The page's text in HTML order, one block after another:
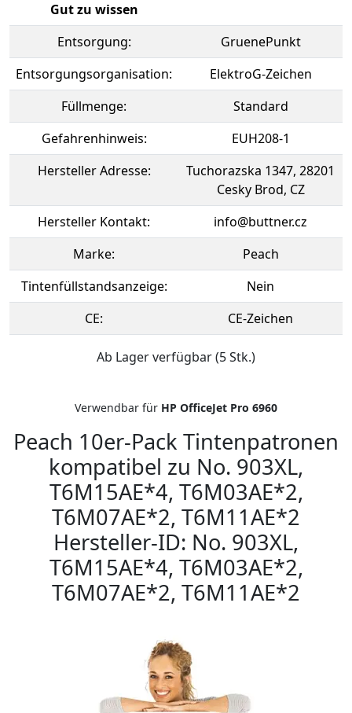
Gut zu wissen
Entsorgung:
GruenePunkt
Entsorgungsorganisation:
ElektroG-Zeichen
Füllmenge:
Standard
Gefahrenhinweis:
EUH208-1
Hersteller Adresse:
Tuchorazska 1347, 28201
Cesky Brod, CZ
Hersteller Kontakt:
info@buttner.cz
Marke:
Peach
Tintenfüllstandsanzeige:
Nein
CE:
CE-Zeichen
Ab Lager verfügbar (5 Stk.)
Verwendbar für HP OfficeJet Pro 6960
Peach 10er-Pack Tintenpatronen
kompatibel zu No. 903XL,
T6M15AE*4, T6M03AE*2,
T6M07AE*2, T6M11AE*2
Hersteller-ID: No. 903XL,
T6M15AE*4, T6M03AE*2,
T6M07AE*2, T6M11AE*2